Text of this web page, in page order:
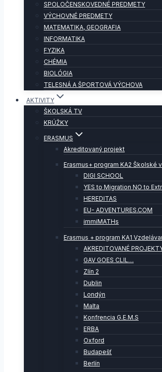
SPOLOČENSKOVEDNÉ PREDMETY
VÝCHOVNÉ PREDMETY
MATEMATIKA, GEOGRAFIA
INFORMATIKA
FYZIKA
CHÉMIA
BIOLÓGIA
TELESNÁ A ŠPORTOVÁ VÝCHOVA
AKTIVITY
ŠKOLSKÁ TV
KRÚŽKY
ERASMUS
Akreditovaný projekt
Erasmus+ program KA2 Školské
DIGI SCHOOL
YES to Migration NO to
HEREDITAS
EU- ADVENTURES.COM
immiMATHs
Erasmus + program KA1
AKREDITOVANÉ
GAV GOES CLIL…
Zlín 2
Dublin
Londýn
Malta
Konfrencia G.E.M.S
ERBA
Oxford
Budapešť
Berlín